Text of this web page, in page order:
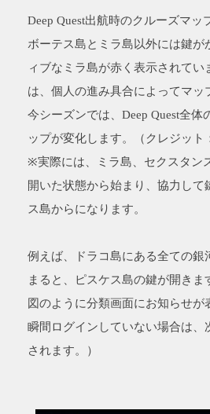
Deep Quest出航時のクルーズマッ
ボーテス島とミラ島以外には鍵が
ィブなミラ島が赤く表示されてい
は、個人の進み具合によってマッ
今シーズンでは、Deep Quest全体
ップが変化します。（クレジット
※実際には、ミラ島、セクスタン
開いた状態から始まり、協力して
ス島からになります。
例えば、ドラコ島にある全ての銀
まると、ピスケス島の鍵が開き
図のように分類画面にお知らせが
瞬間ログインしていない場合は、
されます。）